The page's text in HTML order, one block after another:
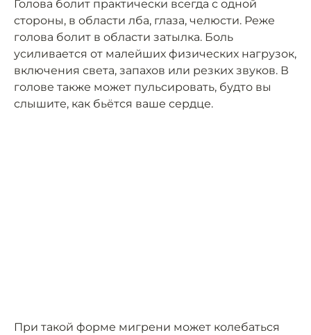
Голова болит практически всегда с одной
стороны, в области лба, глаза, челюсти. Реже
голова болит в области затылка. Боль
усиливается от малейших физических нагрузок,
включения света, запахов или резких звуков. В
голове также может пульсировать, будто вы
слышите, как бьётся ваше сердце.
При такой форме мигрени может колебаться